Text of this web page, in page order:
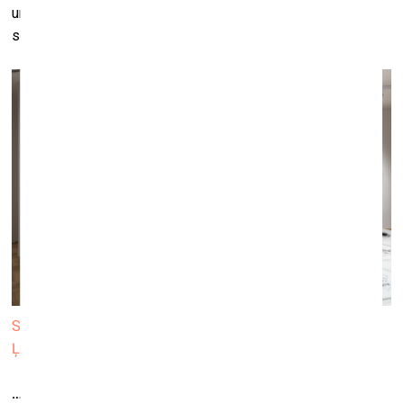
un sociālo pusi, bet tieši pretēji – savās programmās to
sekmēt un atbalstīt.
Skats no izstādes “Kad nomāc šaubas, dodies uz muzeju”
Ļubļanas Pilsētas muzejā. Foto: ⒸAndrej Peunik / MGML
…un kāda ir kolekcionāra loma? Kādu jūs to redzat